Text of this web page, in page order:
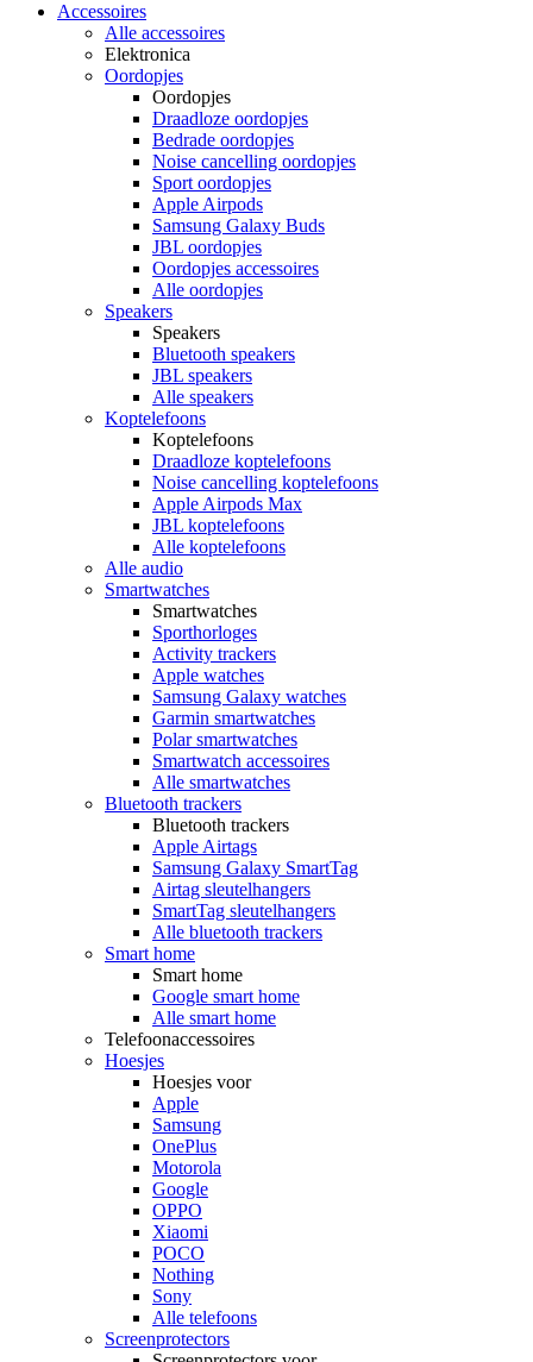
Accessoires
Alle accessoires
Elektronica
Oordopjes
Oordopjes
Draadloze oordopjes
Bedrade oordopjes
Noise cancelling oordopjes
Sport oordopjes
Apple Airpods
Samsung Galaxy Buds
JBL oordopjes
Oordopjes accessoires
Alle oordopjes
Speakers
Speakers
Bluetooth speakers
JBL speakers
Alle speakers
Koptelefoons
Koptelefoons
Draadloze koptelefoons
Noise cancelling koptelefoons
Apple Airpods Max
JBL koptelefoons
Alle koptelefoons
Alle audio
Smartwatches
Smartwatches
Sporthorloges
Activity trackers
Apple watches
Samsung Galaxy watches
Garmin smartwatches
Polar smartwatches
Smartwatch accessoires
Alle smartwatches
Bluetooth trackers
Bluetooth trackers
Apple Airtags
Samsung Galaxy SmartTag
Airtag sleutelhangers
SmartTag sleutelhangers
Alle bluetooth trackers
Smart home
Smart home
Google smart home
Alle smart home
Telefoonaccessoires
Hoesjes
Hoesjes voor
Apple
Samsung
OnePlus
Motorola
Google
OPPO
Xiaomi
POCO
Nothing
Sony
Alle telefoons
Screenprotectors